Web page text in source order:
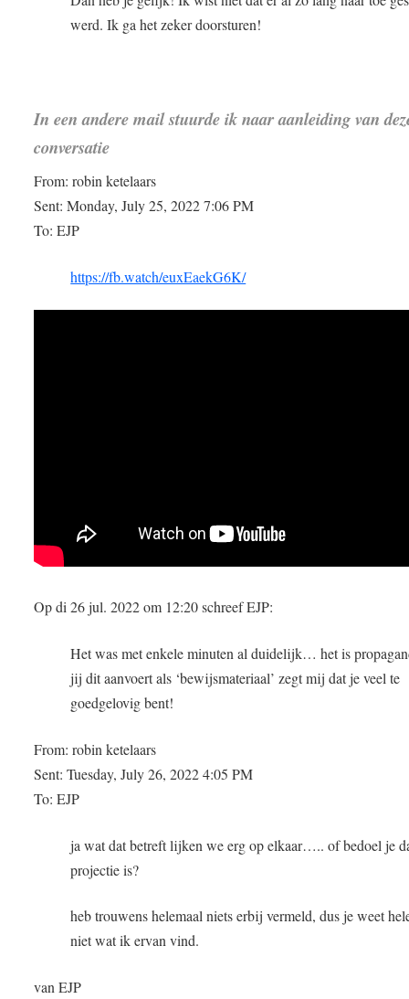
werd. Ik ga het zeker doorsturen!
In een andere mail stuurde ik naar aanleiding van
conversatie
From: robin ketelaars
Sent: Monday, July 25, 2022 7:06 PM
To: EJP
https://fb.watch/euxEaekG6K/
Op di 26 jul. 2022 om 12:20 schreef EJP:
Het was met enkele minuten al duidelijk… het is
jij dit aanvoert als ‘bewijsmateriaal’ zegt mij dat je veel te
goedgelovig bent!
From: robin ketelaars
Sent: Tuesday, July 26, 2022 4:05 PM
To: EJP
ja wat dat betreft lijken we erg op elkaar….. of bedoel je
projectie is?
heb trouwens helemaal niets erbij vermeld, dus je weet
niet wat ik ervan vind.
van EJP